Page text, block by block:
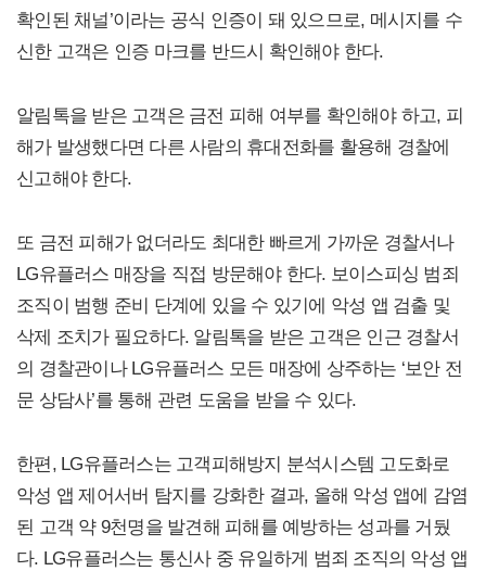
확인된 채널’이라는 공식 인증이 돼 있으므로, 메시지를 수
신한 고객은 인증 마크를 반드시 확인해야 한다.
알림톡을 받은 고객은 금전 피해 여부를 확인해야 하고, 피
해가 발생했다면 다른 사람의 휴대전화를 활용해 경찰에
신고해야 한다.
또 금전 피해가 없더라도 최대한 빠르게 가까운 경찰서나
LG유플러스 매장을 직접 방문해야 한다. 보이스피싱 범죄
조직이 범행 준비 단계에 있을 수 있기에 악성 앱 검출 및
삭제 조치가 필요하다. 알림톡을 받은 고객은 인근 경찰서
의 경찰관이나 LG유플러스 모든 매장에 상주하는 ‘보안 전
문 상담사’를 통해 관련 도움을 받을 수 있다.
한편, LG유플러스는 고객피해방지 분석시스템 고도화로
악성 앱 제어서버 탐지를 강화한 결과, 올해 악성 앱에 감염
된 고객 약 9천명을 발견해 피해를 예방하는 성과를 거뒀
다. LG유플러스는 통신사 중 유일하게 범죄 조직의 악성 앱